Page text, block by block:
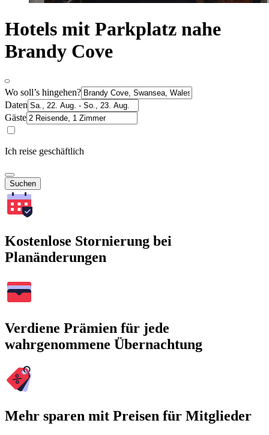
Hotels mit Parkplatz nahe
Brandy Cove
Wo soll’s hingehen?
Daten
Gäste
Ich reise geschäftlich
Suchen
Kostenlose Stornierung bei
Planänderungen
Verdiene Prämien für jede
wahrgenommene Übernachtung
Mehr sparen mit Preisen für Mitglieder